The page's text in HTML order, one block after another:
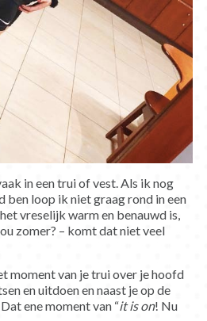
in een trui of vest. Als ik nog
ben loop ik niet graag rond in een
vreselijk warm en benauwd is,
zomer? – komt dat niet veel
moment van je trui over je hoofd
en uitdoen en naast je op de
ene moment van “it is on! Nu